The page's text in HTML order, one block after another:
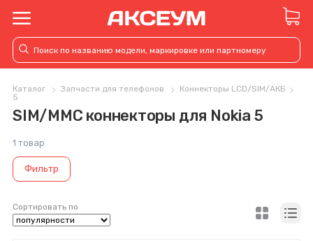
Каталог Запчасти для телефонов
Коннекторы LCD/SIM/АКБ
5
SIM/MMC коннекторы для Nokia 5
1 товар
Фильтр
Сортировать по